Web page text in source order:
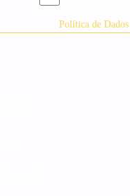
Política de Dados